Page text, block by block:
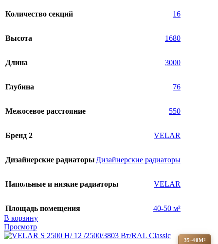
Количество секций 16
Высота 1680
Длина 3000
Глубина 76
Межосевое расстояние 550
Бренд 2 VELAR
Дизайнерские радиаторыДизайнерские радиаторы
Напольные и низкие радиаторы VELAR
Площадь помещения
40-50 м²
В корзину
Просмотр
35-40М²